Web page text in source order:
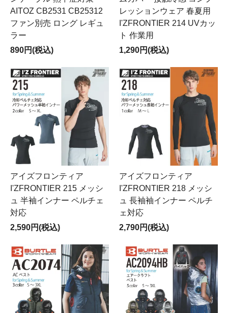
AITOZ CB2531 CB25312
ファン別売 ロング レギュ
ラー
890円(税込)
レッションウェア 春夏用
I'ZFRONTIER 214 UVカッ
ト 作業用
1,290円(税込)
アイズフロンティア
I'ZFRONTIER 215 メッシ
ュ 半袖インナー ペルチェ
対応
2,590円(税込)
アイズフロンティア
I'ZFRONTIER 218 メッシ
ュ 長袖袖インナー ペルチ
ェ対応
2,790円(税込)